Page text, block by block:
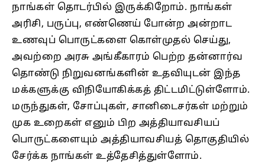
நாங்கள் தொடர்பில் இருக்கிறோம். நாங்கள்
அரிசி, பருப்பு, எண்ணெய் போன்ற அன்றாட
உணவுப் பொருட்களை கொள்முதல் செய்து,
அவற்றை அரசு அங்கீகாரம் பெற்ற தன்னார்வ
தொண்டு நிறுவனங்களின் உதவியுடன் இந்த
மக்களுக்கு விநியோகிக்கத் திட்டமிட்டுள்ளோம்.
மருந்துகள், சோப்புகள், சானிடைசர்கள் மற்றும்
முக உறைகள் எனும் பிற அத்தியாவசியப்
பொருட்களையும் அத்தியாவசியத் தொகுதியில்
சேர்க்க நாங்கள் உத்தேசித்துள்ளோம்.